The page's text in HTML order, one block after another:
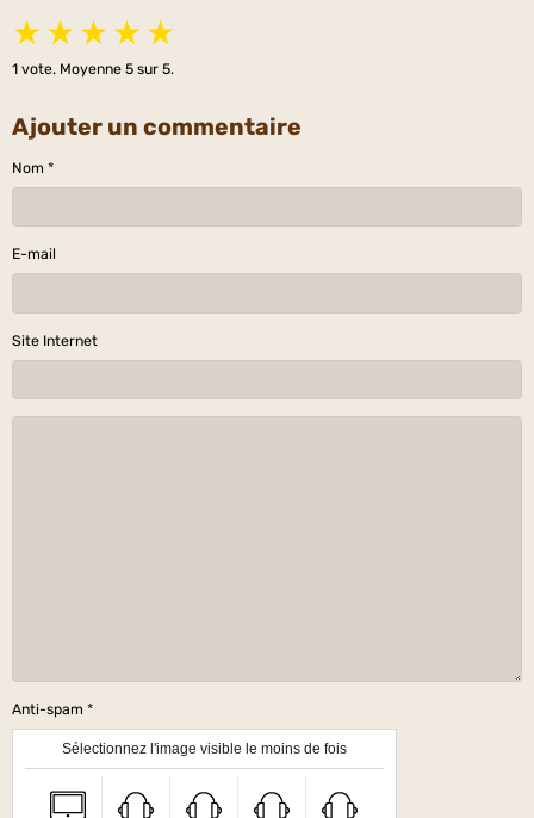
★ ★ ★ ★ ★
1 vote. Moyenne 5 sur 5.
Ajouter un commentaire
Nom
E-mail
Site Internet
Anti-spam
Sélectionnez l'image visible le moins de fois